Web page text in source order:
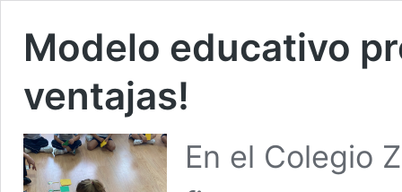
Modelo educativo
ventajas!
En el Colegio